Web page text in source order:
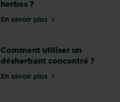
herbes ?
En savoir plussur Comment maîtriser la
Comment utiliser un
désherbant concentré ?
En savoir plussur Comment utiliser un